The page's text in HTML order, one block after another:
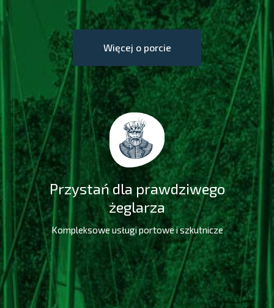
Więcej o porcie
Przystań dla prawdziwego
żeglarza
Kompleksowe usługi portowe i szkutnicze